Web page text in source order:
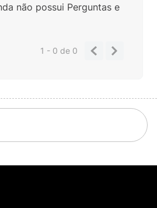
não possui Perguntas e
1 - 0de 0